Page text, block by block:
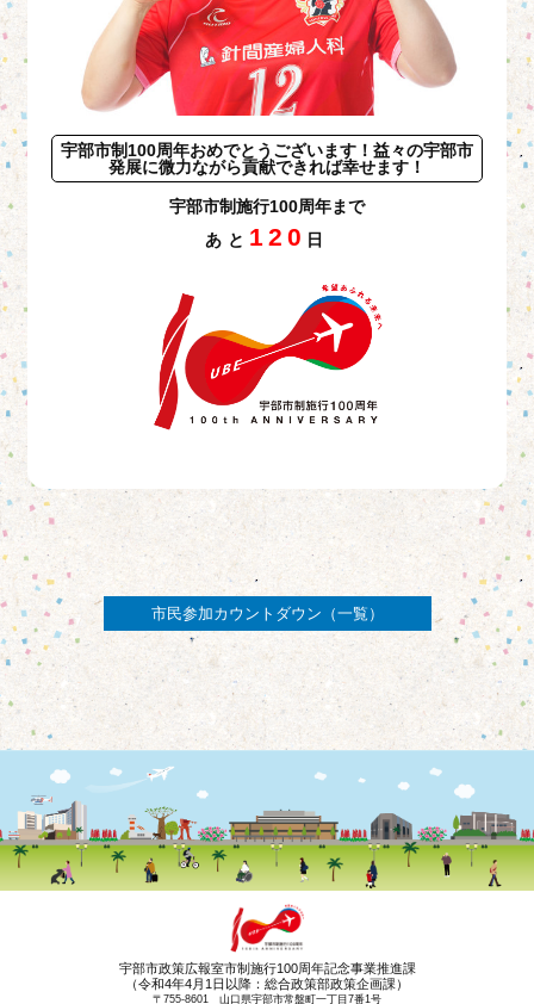
宇部市制100周年おめでとうございます！益々の宇部市
発展に微力ながら貢献できれば幸せます！
宇部市制施行100周年まで
あと 120 日
市民参加カウントダウン（一覧）
宇部市政策広報室市制施行100周年記念事業推進課
（令和4年4月1日以降：総合政策部政策企画課）
〒755-8601 山口県宇部市常盤町一丁目7番1号